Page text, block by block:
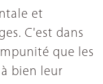
et
C'est dans
que les
bien leur